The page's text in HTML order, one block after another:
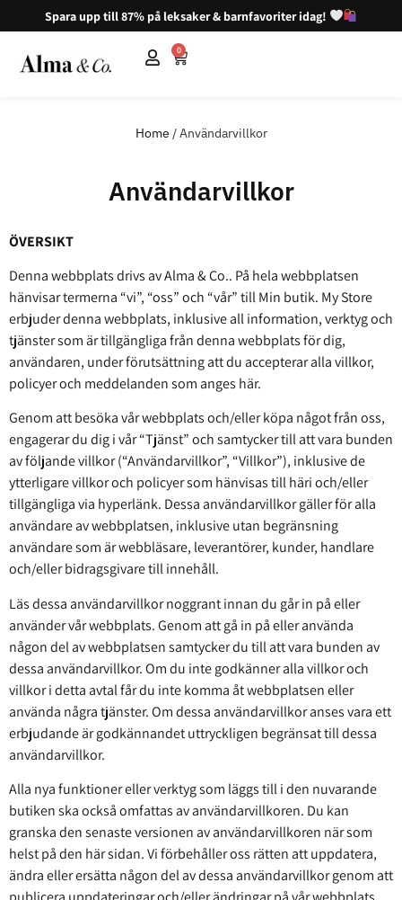
Spara upp till 87% på leksaker & barnfavoriter idag!
0
Home / Användarvillkor
Användarvillkor
ÖVERSIKT
Denna webbplats drivs av Alma & Co.. På hela webbplatsen
hänvisar termerna “vi”, “oss” och “vår” till Min butik. My Store
erbjuder denna webbplats, inklusive all information, verktyg och
tjänster som är tillgängliga från denna webbplats för dig,
användaren, under förutsättning att du accepterar alla villkor,
policyer och meddelanden som anges här.
Genom att besöka vår webbplats och/eller köpa något från oss,
engagerar du dig i vår “Tjänst” och samtycker till att vara bunden
av följande villkor (“Användarvillkor”, “Villkor”), inklusive de
ytterligare villkor och policyer som hänvisas till häri och/eller
tillgängliga via hyperlänk. Dessa användarvillkor gäller för alla
användare av webbplatsen, inklusive utan begränsning
användare som är webbläsare, leverantörer, kunder, handlare
och/eller bidragsgivare till innehåll.
Läs dessa användarvillkor noggrant innan du går in på eller
använder vår webbplats. Genom att gå in på eller använda
någon del av webbplatsen samtycker du till att vara bunden av
dessa användarvillkor. Om du inte godkänner alla villkor och
villkor i detta avtal får du inte komma åt webbplatsen eller
använda några tjänster. Om dessa användarvillkor anses vara ett
erbjudande är godkännandet uttryckligen begränsat till dessa
användarvillkor.
Alla nya funktioner eller verktyg som läggs till i den nuvarande
butiken ska också omfattas av användarvillkoren. Du kan
granska den senaste versionen av användarvillkoren när som
helst på den här sidan. Vi förbehåller oss rätten att uppdatera,
ändra eller ersätta någon del av dessa användarvillkor genom att